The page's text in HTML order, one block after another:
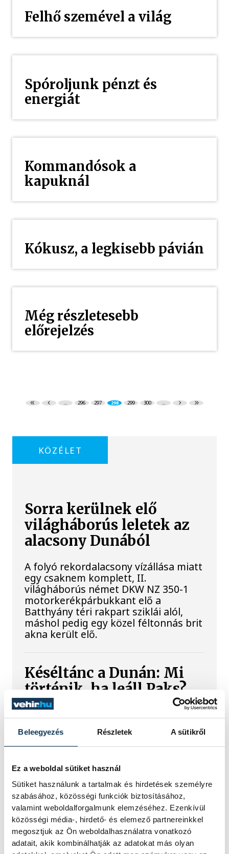
Beleegyezés Részletek A sütikről
Ez a weboldal sütiket használ
Sütiket használunk a tartalmak és hirdetések személyre
szabásához, közösségi funkciók biztosításához,
valamint weboldalforgalmunk elemzéséhez. Ezenkívül
közösségi média-, hirdető- és elemező partnereinkkel
megosztjuk az Ön weboldalhasználatra vonatkozó
adatait, akik kombinálhatják az adatokat más olyan
Felhő szemével a világ
Spóroljunk pénzt és
energiát
Kommandósok a
kapuknál
Kókusz, a legkisebb pávián
Még részletesebb
előrejelzés
... 296 297 298 299 300 ...
KÖZÉLET
Sorra kerülnek elő
világháborús leletek az
alacsony Dunából
A folyó rekordalacsony vízállása miatt
egy csaknem komplett, II.
világháborús német DKW NZ 350-1
motorkerékpárbukkant elő a
Batthyány téri rakpart sziklái alól,
máshol pedig egy közel féltonnás brit
akna került elő.
Késéltánc a Dunán: Mi
történik, ha leáll Paks?
Mártha Imre, az MVM Zrt. egykori
vezérigazgatója ATV-n Rónai Egonnak
adott interjújában vázolta fel a Paksi
Atomerőmű előtt álló példátlan
szakember, aki korábban éveken át
felelt a hazai energetikai
fejlesztésekért és a paksi blokkok
működéséért, arra figyelmeztet: az
erőmű olyan üzemállapotban van,
amelyre eredetileg nem tervezték.